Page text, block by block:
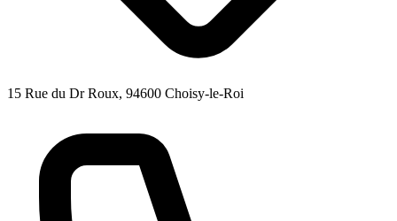
15 Rue du Dr Roux, 94600 Choisy-le-Roi